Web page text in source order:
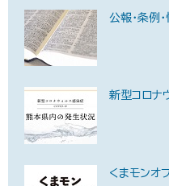
公報・条例
新型コロナ
くまモンオ